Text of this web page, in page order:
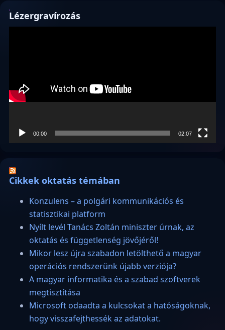
Lézergravírozás
00:00 02:07
Cikkek oktatás témában
Konzulens – a polgári kommunikációs és
statisztikai platform
Nyílt levél Tanács Zoltán miniszter úrnak, az
oktatás és függetlenség jövőjéről!
Mikor lesz újra szabadon letölthető a magyar
operációs rendszerünk újabb verziója?
A magyar informatika és a szabad szoftverek
megtisztítása
Microsoft odaadta a kulcsokat a hatóságoknak,
hogy visszafejthessék az adatokat.